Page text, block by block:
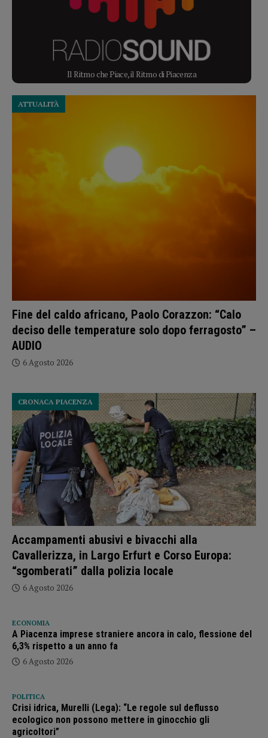
Il Ritmo che Piace, il Ritmo di Piacenza
Fine del caldo africano, Paolo Corazzon: “Calo
deciso delle temperature solo dopo ferragosto” –
AUDIO
ATTUALITÀ
6 Agosto 2026
Accampamenti abusivi e bivacchi alla
Cavallerizza, in Largo Erfurt e Corso Europa:
“sgomberati” dalla polizia locale
CRONACA PIACENZA
6 Agosto 2026
ECONOMIA
A Piacenza imprese straniere ancora in calo, flessione del
6,3% rispetto a un anno fa
6 Agosto 2026
POLITICA
Crisi idrica, Murelli (Lega): “Le regole sul deflusso
ecologico non possono mettere in ginocchio gli
agricoltori”